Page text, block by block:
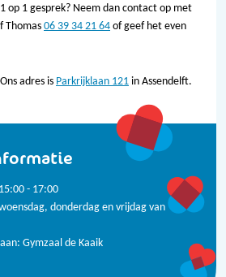
op 1 gesprek? Neem dan contact op met
Thomas 06 39 34 21 64 of geef het even
adres is Parkrijklaan 121 in Assendelft.
- 17:00
donderdag en vrijdag van
Gymzaal de Kaaik